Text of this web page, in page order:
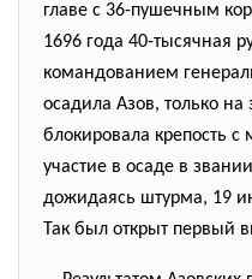
главе с 36-пушечным
1696 года 40-тысячная
командованием
осадила Азов, только на
блокировала крепость
участие в осаде в
дожидаясь штурма, 19
Так был открыт первый